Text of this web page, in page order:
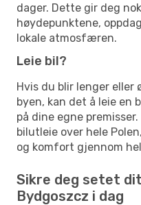
dager. Dette gir deg
høydepunktene,
lokale atmosfæren.
Leie bil?
Hvis du blir lenger
byen, kan det å leie en
på dine egne
bilutleie over hele
og komfort gjennom
Sikre deg setet
Bydgoszcz i dag